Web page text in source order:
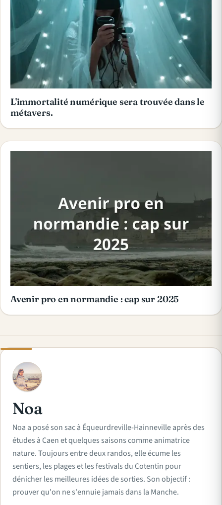
L'immortalité numérique sera trouvée dans le
métavers.
Avenir pro en normandie : cap sur 2025
N
Noa
Noa a posé son sac à Équeurdreville-Hainneville après des
études à Caen et quelques saisons comme animatrice
nature. Toujours entre deux randos, elle écume les
sentiers, les plages et les festivals du Cotentin pour
dénicher les meilleures idées de sorties. Son objectif :
prouver qu'on ne s'ennuie jamais dans la Manche.